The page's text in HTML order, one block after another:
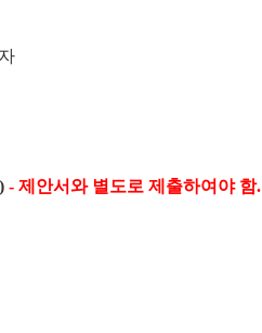
- 제안서와 별도로 제출하여야 함.